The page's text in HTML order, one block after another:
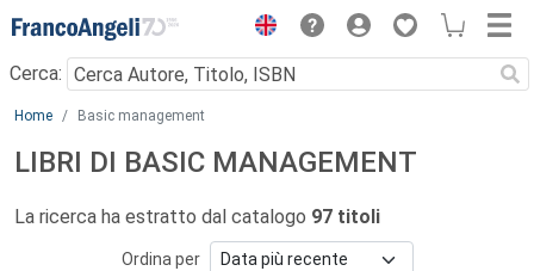
Menu
Cerca:
Main content
Home Basic management
LIBRI DI BASIC MANAGEMENT
La ricerca ha estratto dal catalogo 97 titoli
Ordina per